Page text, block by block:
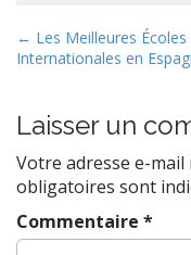
P
o
t
n
a
v
i
← Les Meilleures Écoles
Internationales en
Laisser un
Votre adresse e-mail
obligatoires sont
Commentaire *